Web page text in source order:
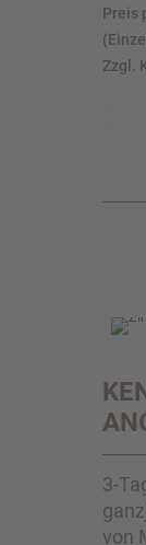
Preis
Zzgl.
3-
von